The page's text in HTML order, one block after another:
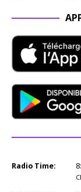
Radio Time: 8: